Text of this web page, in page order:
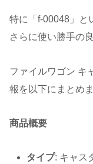
特に「f-00048」と
さらに使い勝手の
ファイルワゴン キ
報を以下にまとめま
商品概要
タイプ: キャス